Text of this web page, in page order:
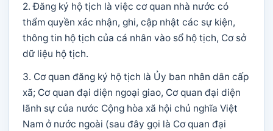
2. Đăng ký hộ tịch là việc cơ quan nhà nước có
thẩm quyền xác nhận, ghi, cập nhật các sự kiện,
thông tin hộ tịch của cá nhân vào sổ hộ tịch, Cơ sở
dữ liệu hộ tịch.
3. Cơ quan đăng ký hộ tịch là Ủy ban nhân dân cấp
xã; Cơ quan đại diện ngoại giao, Cơ quan đại diện
lãnh sự của nước Cộng hòa xã hội chủ nghĩa Việt
Nam ở nước ngoài (sau đây gọi là Cơ quan đại